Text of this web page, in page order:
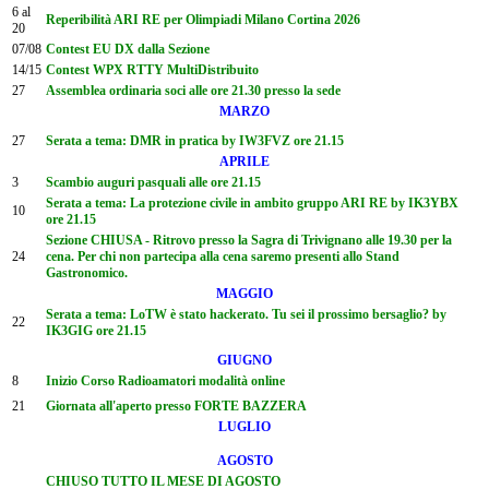
6 al
20
Reperibilità ARI RE per Olimpiadi Milano Cortina 2026
07/08 Contest EU DX dalla Sezione
14/15 Contest WPX RTTY MultiDistribuito
27
Assemblea ordinaria soci alle ore 21.30 presso la sede
MARZO
27
Serata a tema: DMR in pratica by IW3FVZ ore 21.15
APRILE
3
Scambio auguri pasquali alle ore 21.15
10
Serata a tema: La protezione civile in ambito gruppo ARI RE by IK3YBX
ore 21.15
24
Sezione CHIUSA - Ritrovo presso la Sagra di Trivignano alle 19.30 per la
cena. Per chi non partecipa alla cena saremo presenti allo Stand
Gastronomico.
MAGGIO
22
Serata a tema: LoTW è stato hackerato. Tu sei il prossimo bersaglio? by
IK3GIG ore 21.15
GIUGNO
8
Inizio Corso Radioamatori modalità online
21
Giornata all'aperto presso FORTE BAZZERA
LUGLIO
AGOSTO
CHIUSO TUTTO IL MESE DI AGOSTO